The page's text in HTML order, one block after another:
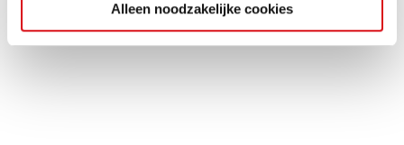
Alleen noodzakelijke cookies